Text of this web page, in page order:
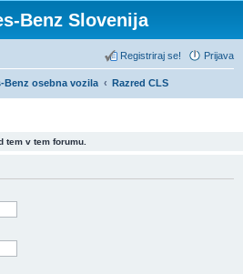
Benz Slovenija
Prijava
Registriraj se!
Benz osebna vozila Razred CLS
tem v tem forumu.